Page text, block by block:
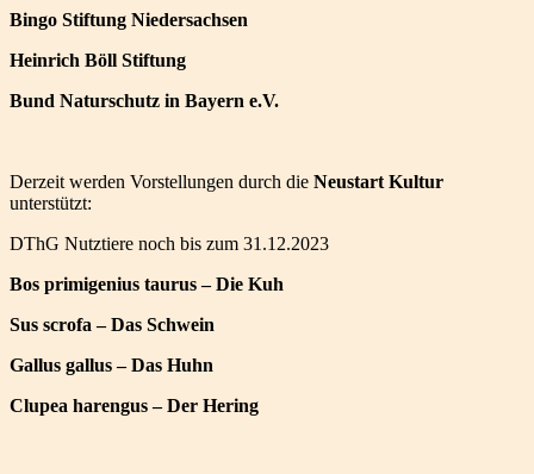
Bingo Stiftung Niedersachsen
Heinrich Böll Stiftung
Bund Naturschutz in Bayern e.V.
Derzeit werden Vorstellungen durch die Neustart Kultur
unterstützt:
DThG Nutztiere noch bis zum 31.12.2023
Bos primigenius taurus – Die Kuh
Sus scrofa – Das Schwein
Gallus gallus – Das Huhn
Clupea harengus – Der Hering